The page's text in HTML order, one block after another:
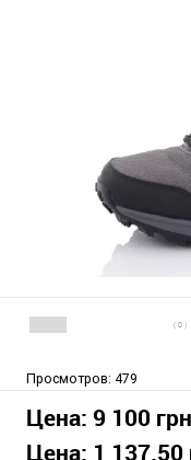
( 0 )
Просмотров: 479
Цена: 9 100
Цена: 1 137.50